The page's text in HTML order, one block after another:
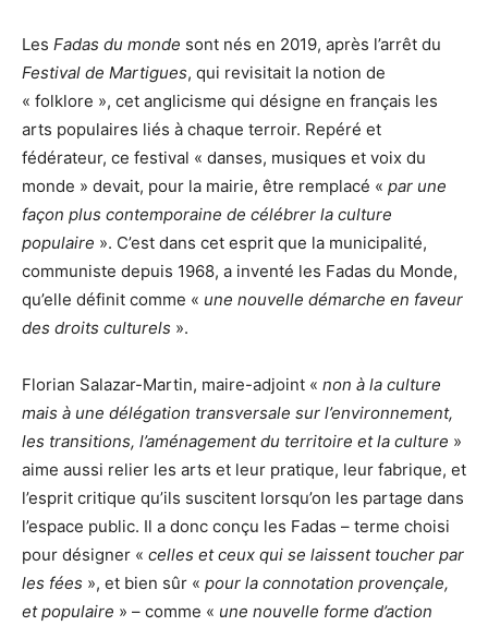
Les Fadas du monde sont nés en 2019, après l’arrêt du
Festival de Martigues, qui revisitait la notion de
« folklore », cet anglicisme qui désigne en français les
arts populaires liés à chaque terroir. Repéré et
fédérateur, ce festival « danses, musiques et voix du
monde » devait, pour la mairie, être remplacé « par une
façon plus contemporaine de célébrer la culture
populaire ». C’est dans cet esprit que la municipalité,
communiste depuis 1968, a inventé les Fadas du Monde,
qu’elle définit comme « une nouvelle démarche en faveur
des droits culturels ».
Florian Salazar-Martin, maire-adjoint « non à la culture
mais à une délégation transversale sur l’environnement,
les transitions, l’aménagement du territoire et la culture »
aime aussi relier les arts et leur pratique, leur fabrique, et
l’esprit critique qu’ils suscitent lorsqu’on les partage dans
l’espace public. Il a donc conçu les Fadas – terme choisi
pour désigner « celles et ceux qui se laissent toucher par
les fées », et bien sûr « pour la connotation provençale,
et populaire » – comme « une nouvelle forme d’action